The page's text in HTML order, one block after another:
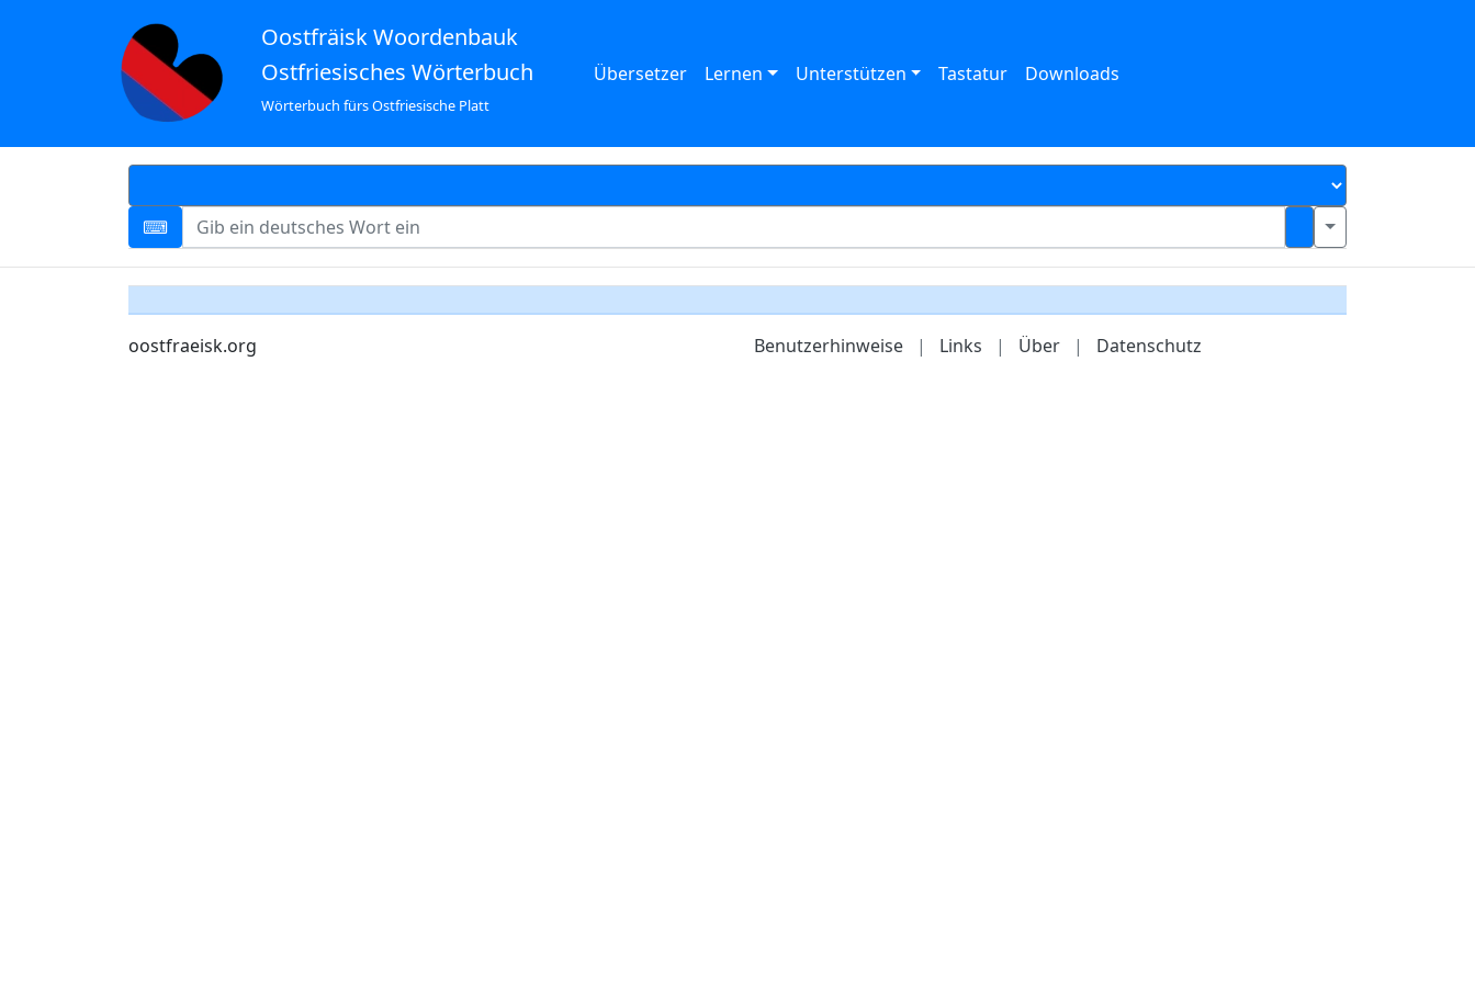
Oostfräisk Woordenbauk
Ostfriesisches Wörterbuch
Wörterbuch fürs Ostfriesische Platt
Übersetzer Lernen Unterstützen Tastatur Downloads
oostfraeisk.org Benutzerhinweise | Links | Über | Datenschutz